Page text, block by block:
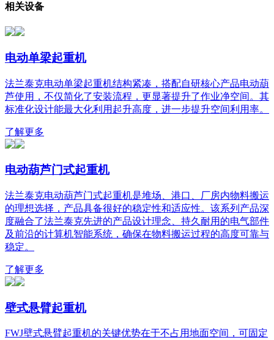
相关设备
电动单梁起重机
法兰泰克电动单梁起重机结构紧凑，搭配自研核心产品电动葫
芦使用，不仅简化了安装流程，更显著提升了作业净空间。其
标准化设计能最大化利用起升高度，进一步提升空间利用率。
了解更多
电动葫芦门式起重机
法兰泰克电动葫芦门式起重机是堆场、港口、厂房内物料搬运
的理想选择，产品具备很好的稳定性和适应性。该系列产品深
度融合了法兰泰克先进的产品设计理念、持久耐用的电气部件
及前沿的计算机智能系统，确保在物料搬运过程的高度可靠与
稳定。
了解更多
壁式悬臂起重机
FWJ壁式悬臂起重机的关键优势在于不占用地面空间，可固定